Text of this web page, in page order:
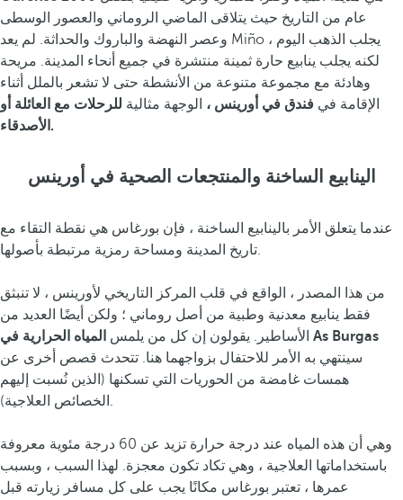
عام من التاريخ حيث يتلاقى الماضي الروماني والعصور الوسطى
وعصر النهضة والباروك والحداثة. لم يعد Miño يجلب الذهب اليوم ،
لكنه يجلب ينابيع حارة ثمينة منتشرة في جميع أنحاء المدينة. مريحة
وهادئة مع مجموعة متنوعة من الأنشطة حتى لا تشعر بالملل أثناء
الإقامة في فندق في أورينس ، الوجهة مثالية للرحلات مع العائلة أو
الأصدقاء.
الينابيع الساخنة والمنتجعات الصحية في أورينس
عندما يتعلق الأمر بالينابيع الساخنة ، فإن بورغاس هي نقطة التقاء مع
تاريخ المدينة ومساحة رمزية مرتبطة بأصولها.
من هذا المصدر ، الواقع في قلب المركز التاريخي لأورينس ، لا تنبثق
فقط ينابيع معدنية وطبية من أصل روماني ؛ ولكن أيضًا العديد من
الأساطير. يقولون إن كل من يلمس المياه الحرارية في As Burgas
سينتهي به الأمر للاحتفال بزواجهما هنا. تتحدث قصص أخرى عن
همسات غامضة من الحوريات التي تسكنها (الذين نُسبت إليهم
الخصائص العلاجية).
وهي أن هذه المياه عند درجة حرارة تزيد عن 60 درجة مئوية معروفة
باستخداماتها العلاجية ، وهي تكاد تكون معجزة. لهذا السبب ، وبسبب
عمرها ، تعتبر بورغاس مكانًا يجب على كل مسافر زيارته قبل